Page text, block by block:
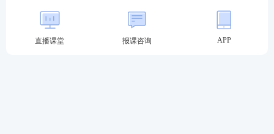
免费预约2026证券考试报名提醒>>
直播课堂 报课咨询 APP